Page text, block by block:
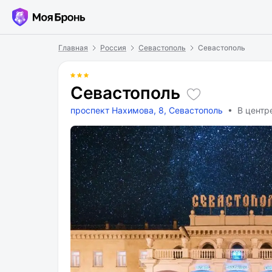
Главная Россия Севастополь Севастополь
Севастополь
проспект Нахимова, 8, Севастополь • В